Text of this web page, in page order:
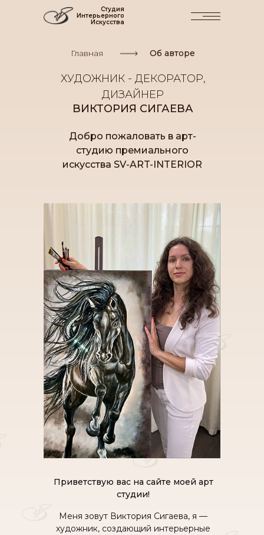
Студия
Интерьерного
Искусства
Главная Об авторе
ХУДОЖНИК - ДЕКОРАТОР,
ДИЗАЙНЕР
ВИКТОРИЯ СИГАЕВА
Добро пожаловать в арт-
студию премиального
искусства SV-ART-INTERIOR
Приветствую вас на сайте моей арт
студии!
Меня зовут Виктория Сигаева, я —
художник, создающий интерьерные